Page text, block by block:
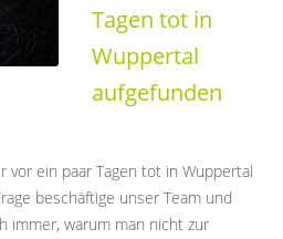
Tagen tot in
Wuppertal
aufgefunden
vor ein paar Tagen tot in Wuppertal
beschäftige unser Team und
immer, warum man nicht zur